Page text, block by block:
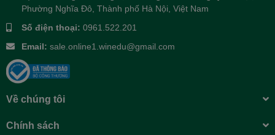
Phường Nghĩa Đô, Thành phố Hà Nội, Việt Nam
Số điện thoại: 0961.522.201
Email: sale.online1.winedu@gmail.com
Về chúng tôi
Chính sách